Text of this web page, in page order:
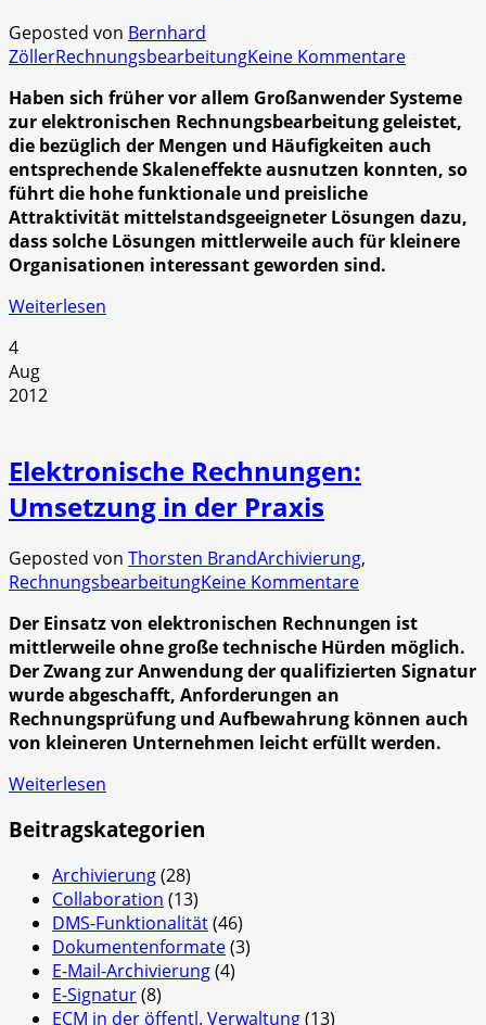
Geposted von Bernhard
ZöllerRechnungsbearbeitungKeine Kommentare
Haben sich früher vor allem Großanwender Systeme
zur elektronischen Rechnungsbearbeitung geleistet,
die bezüglich der Mengen und Häufigkeiten auch
entsprechende Skaleneffekte ausnutzen konnten, so
führt die hohe funktionale und preisliche
Attraktivität mittelstandsgeeigneter Lösungen dazu,
dass solche Lösungen mittlerweile auch für kleinere
Organisationen interessant geworden sind.
Weiterlesen
4
Aug
2012
Elektronische Rechnungen:
Umsetzung in der Praxis
Geposted von Thorsten BrandArchivierung,
RechnungsbearbeitungKeine Kommentare
Der Einsatz von elektronischen Rechnungen ist
mittlerweile ohne große technische Hürden möglich.
Der Zwang zur Anwendung der qualifizierten Signatur
wurde abgeschafft, Anforderungen an
Rechnungsprüfung und Aufbewahrung können auch
von kleineren Unternehmen leicht erfüllt werden.
Weiterlesen
Beitragskategorien
Archivierung(28)
Collaboration (13)
DMS-Funktionalität(46)
Dokumentenformate(3)
E-Mail-Archivierung(4)
E-Signatur(8)
ECM in der öffentl. Verwaltung(13)